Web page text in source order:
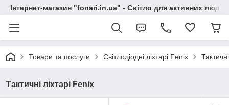
Інтернет-магазин "fonari.in.ua" - Світло для активних людей
Товари та послуги Світлодіодні ліхтарі Fenix
Тактичні ліхтарі Fenix